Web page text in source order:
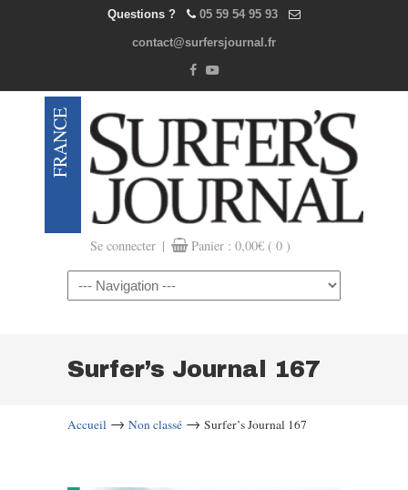
Questions ? 05 59 54 95 93
contact@surfersjournal.fr
Se connecter | Panier : 0,00€ ( 0 )
Navigation
Surfer’s Journal 167
Accueil → Non classé → Surfer’s Journal 167